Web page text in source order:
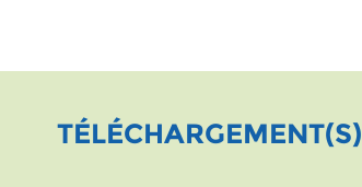
TÉLÉCHARGEMENT(S)